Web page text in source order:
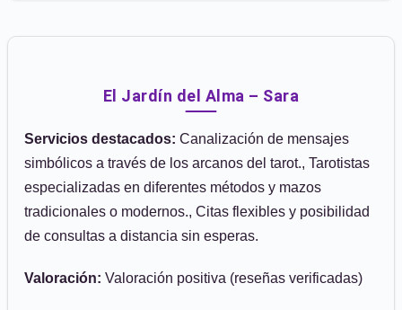
El Jardín del Alma – Sara
Servicios destacados: Canalización de mensajes
simbólicos a través de los arcanos del tarot., Tarotistas
especializadas en diferentes métodos y mazos
tradicionales o modernos., Citas flexibles y posibilidad
de consultas a distancia sin esperas.
Valoración: Valoración positiva (reseñas verificadas)